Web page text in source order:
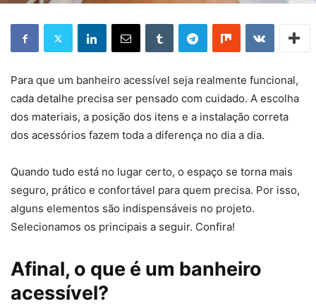
Para que um banheiro acessível seja realmente funcional,
cada detalhe precisa ser pensado com cuidado. A escolha
dos materiais, a posição dos itens e a instalação correta
dos acessórios fazem toda a diferença no dia a dia.
Quando tudo está no lugar certo, o espaço se torna mais
seguro, prático e confortável para quem precisa. Por isso,
alguns elementos são indispensáveis no projeto.
Selecionamos os principais a seguir. Confira!
Afinal, o que é um banheiro
acessível?